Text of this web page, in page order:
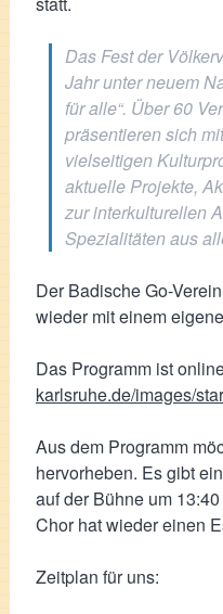
Das Fest der
Jahr unter neuem
für alle“. Über 60
präsentieren sich
vielseitigen
aktuelle Projekte,
zur interkulturellen
Spezialitäten aus
Der Badische Go-
wieder mit einem
Das Programm ist
karlsruhe.de/images/
Aus dem Programm
hervorheben. Es gibt
auf der Bühne um
Chor hat wieder einen
Zeitplan für uns: